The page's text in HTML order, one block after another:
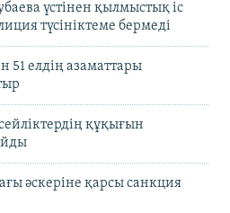
үстінен қылмыстық іс
түсініктеме бермеді
51 елдің азаматтары
құқығын
әскеріне қарсы санкция